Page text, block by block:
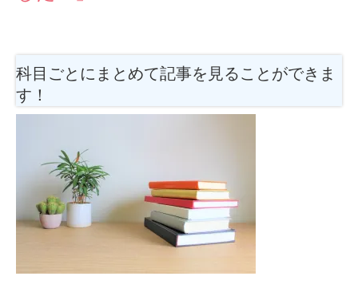
科目ごとにまとめて記事を見ることができま
す！